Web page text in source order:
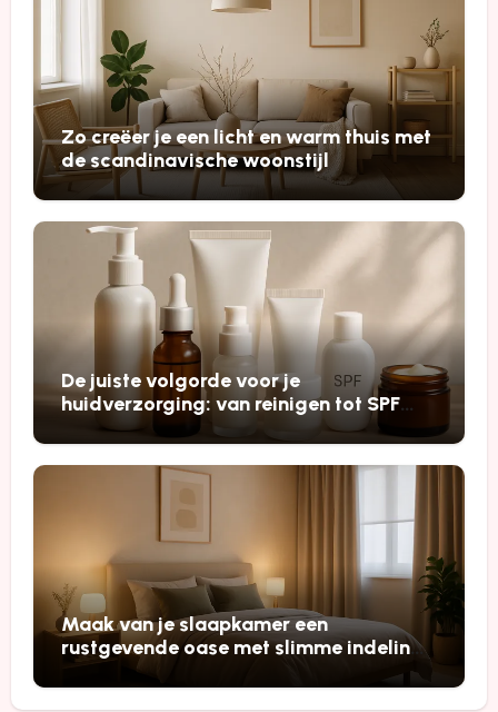
Zo creëer je een licht en warm thuis met
de scandinavische woonstijl
De juiste volgorde voor je
huidverzorging: van reinigen tot SPF
voor een stralende huid
Maak van je slaapkamer een
rustgevende oase met slimme indeling,
licht en materialen